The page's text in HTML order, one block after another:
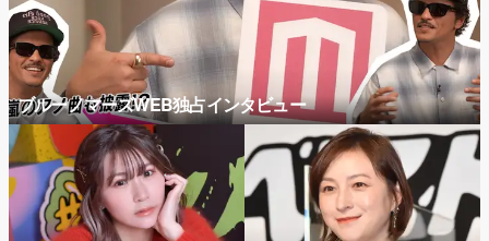
ブルーノマーズWEB独占インタビュー